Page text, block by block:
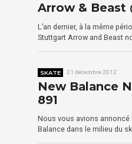
Arrow & Beast
L’an dernier, à la même
Stuttgart Arrow and Beast
SKATE 21 décembre 2012
New Balance
891
Nous vous avions annoncé
Balance dans le milieu du